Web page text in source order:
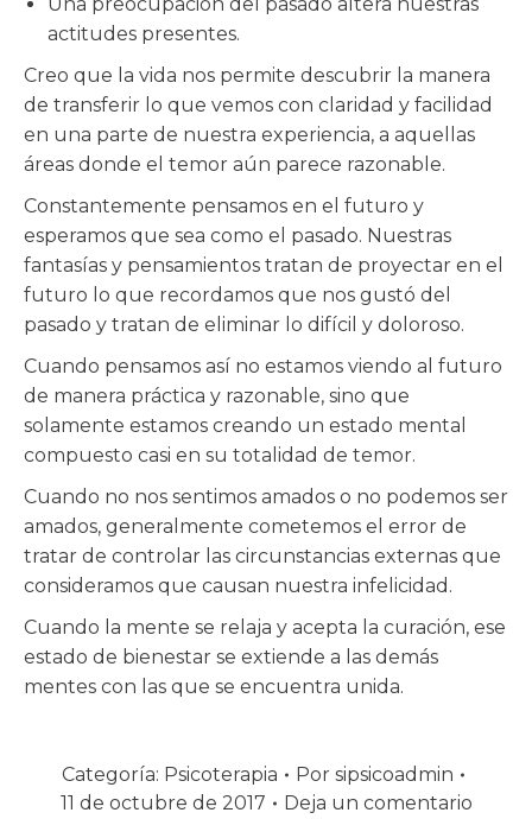
actitudes presentes.
Creo que la vida nos permite descubrir la manera
de transferir lo que vemos con claridad y facilidad
en una parte de nuestra experiencia, a aquellas
áreas donde el temor aún parece razonable.
Constantemente pensamos en el futuro y
esperamos que sea como el pasado. Nuestras
fantasías y pensamientos tratan de proyectar en el
futuro lo que recordamos que nos gustó del
pasado y tratan de eliminar lo difícil y doloroso.
Cuando pensamos así no estamos viendo al futuro
de manera práctica y razonable, sino que
solamente estamos creando un estado mental
compuesto casi en su totalidad de temor.
Cuando no nos sentimos amados o no podemos ser
amados, generalmente cometemos el error de
tratar de controlar las circunstancias externas que
consideramos que causan nuestra infelicidad.
Cuando la mente se relaja y acepta la curación, ese
estado de bienestar se extiende a las demás
mentes con las que se encuentra unida.
Categoría: Psicoterapia Por sipsicoadmin
11 de octubre de 2017
Deja un comentario